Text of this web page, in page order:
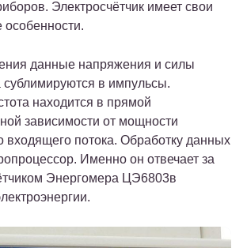
Электросчётчик имеет свои
особенности.
данные напряжения и силы
сублимируются в импульсы.
находится в прямой
зависимости от мощности
входящего потока. Обработку данных
Именно он отвечает за
Энергомера ЦЭ6803в